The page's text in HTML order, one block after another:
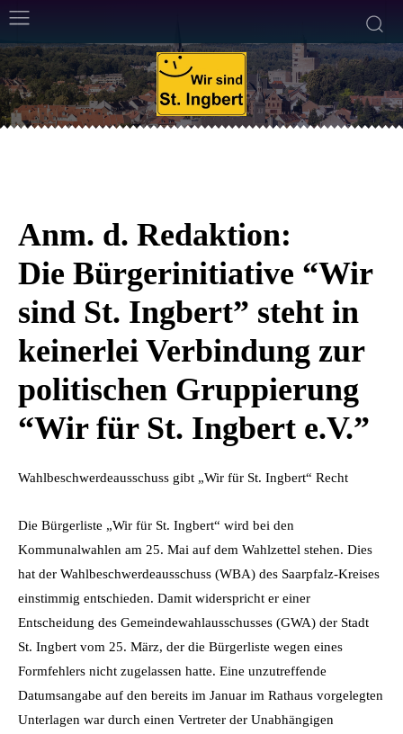
7. April 2014 Von Frank Leyendecker 2Min. Lesezeit
Anm. d. Redaktion:
Die Bürgerinitiative “Wir
sind St. Ingbert” steht in
keinerlei Verbindung zur
politischen Gruppierung
“Wir für St. Ingbert e.V.”
Wahlbeschwerdeausschuss gibt „Wir für St. Ingbert“ Recht
Die Bürgerliste „Wir für St. Ingbert“ wird bei den
Kommunalwahlen am 25. Mai auf dem Wahlzettel stehen. Dies
hat der Wahlbeschwerdeausschuss (WBA) des Saarpfalz-Kreises
einstimmig entschieden. Damit widerspricht er einer
Entscheidung des Gemeindewahlausschusses (GWA) der Stadt
St. Ingbert vom 25. März, der die Bürgerliste wegen eines
Formfehlers nicht zugelassen hatte. Eine unzutreffende
Datumsangabe auf den bereits im Januar im Rathaus vorgelegten
Unterlagen war durch einen Vertreter der Unabhängigen